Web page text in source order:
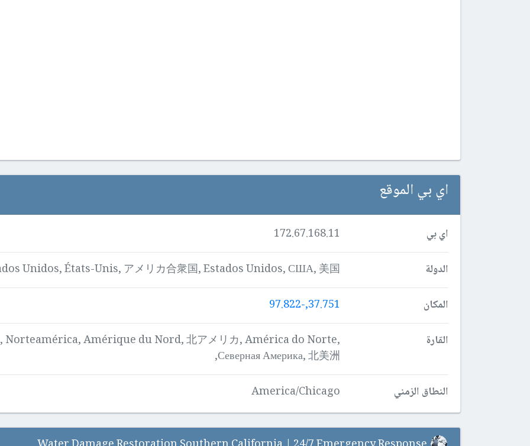
اي بي الموقع
اي بي
172.67.168.11
الدولة
Unidos, États-Unis, アメリカ合衆国, Estados Unidos, США, 美国,
المكان
37.751,-97.822
القارة
Amérique du Nord, 北アメリカ, América do Norte,
Северная Америка, 北美洲,
النطاق الزمني
America/Chicago